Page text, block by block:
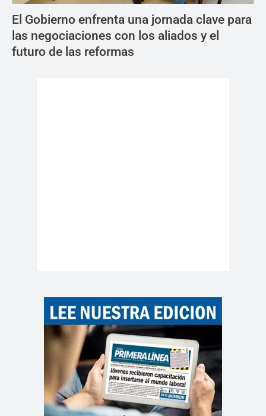
El Gobierno enfrenta una jornada clave para
las negociaciones con los aliados y el
futuro de las reformas